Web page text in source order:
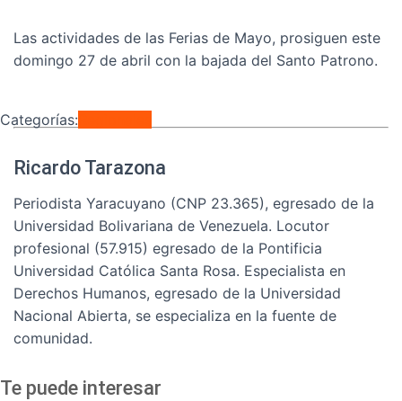
Las actividades de las Ferias de Mayo, prosiguen este
domingo 27 de abril con la bajada del Santo Patrono.
Categorías:
Ricardo Tarazona
Periodista Yaracuyano (CNP 23.365), egresado de la
Universidad Bolivariana de Venezuela. Locutor
profesional (57.915) egresado de la Pontificia
Universidad Católica Santa Rosa. Especialista en
Derechos Humanos, egresado de la Universidad
Nacional Abierta, se especializa en la fuente de
comunidad.
Te puede interesar